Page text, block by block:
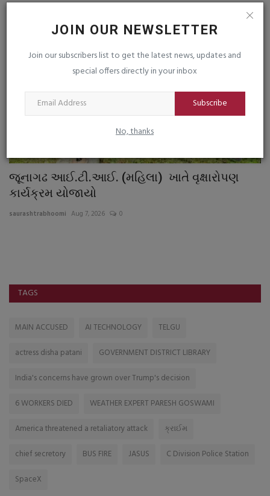
JOIN OUR NEWSLETTER
Join our subscribers list to get the latest news, updates and
special offers directly in your inbox
Subscribe
No, thanks
જૂનાગઢ આઈ.ટી.આઈ. (મહિલા) ખાતે વૃક્ષારોપણ
કાર્યક્રમ યોજાયો
saurashtrabhoomi Aug 7, 2026 0
TAGS
MAIN ACCUSED AI TECHNOLOGY
TELGU
actress disha patani
GOVERNMENT DISTRICT LIBRARY
India's concerns have grown over Trump's decision
6 WORKERS DIED
WEATHER EXPERT PARESH GOSWAMI
America threatened a retaliatory attack
ક્રાઈમ
chief secretory
BUS FIRE JASUS
C Division Police Station
SpaceX